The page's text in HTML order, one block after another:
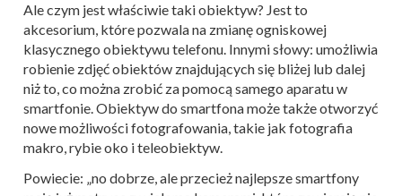
Ale czym jest właściwie taki obiektyw? Jest to
akcesorium, które pozwala na zmianę ogniskowej
klasycznego obiektywu telefonu. Innymi słowy: umożliwia
robienie zdjęć obiektów znajdujących się bliżej lub dalej
niż to, co można zrobić za pomocą samego aparatu w
smartfonie. Obiektyw do smartfona może także otworzyć
nowe możliwości fotografowania, takie jak fotografia
makro, rybie oko i teleobiektyw.
Powiecie: „no dobrze, ale przecież najlepsze smartfony